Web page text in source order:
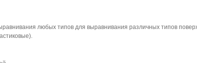
любых типов для выравнивания различных типов